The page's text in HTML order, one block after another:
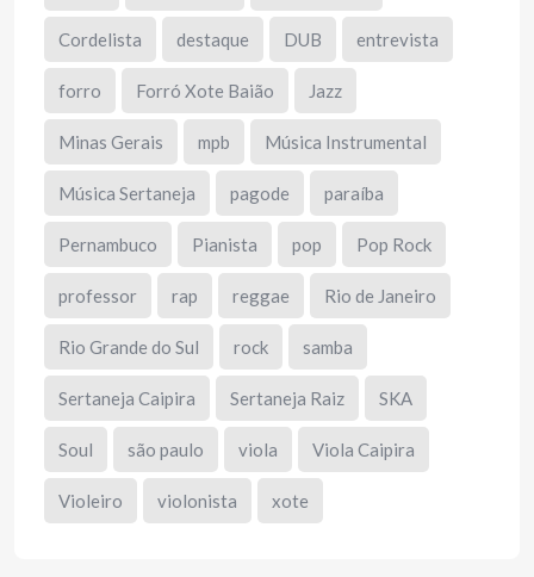
Cordelista destaque DUB entrevista
forro Forró Xote Baião Jazz
Minas Gerais mpb Música Instrumental
Música Sertaneja pagode paraíba
Pernambuco Pianista pop Pop Rock
professor rap reggae Rio de Janeiro
Rio Grande do Sul rock samba
Sertaneja Caipira Sertaneja Raiz SKA
Soul são paulo viola Viola Caipira
Violeiro violonista xote